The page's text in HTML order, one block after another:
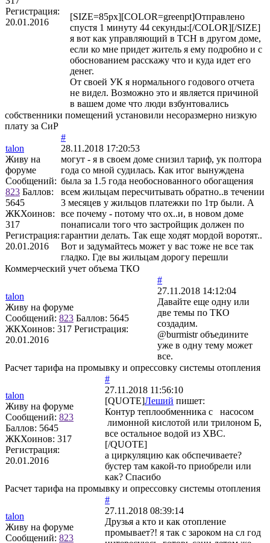
Регистрация:
20.01.2016
[SIZE=85px][COLOR=greenpt]Отправлено
спустя 1 минуту 44 секунды:[/COLOR][/SIZE]
я вот как управляющий в ТСН в другом доме,
если ко мне придет житель я ему подробно и с
обоснованием расскажу что и куда идет его
денег.
От своей УК я нормального годового отчета
не видел. Возможно это и является причиной
в вашем доме что люди взбунтовались
собственники помещений установили несоразмерно низкую
плату за СиР
talon
Живу на
форуме
Сообщений:
823 Баллов:
5645
ЖКХоинов:
317
Регистрация:
20.01.2016
#
28.11.2018 17:20:53
могут - я в своем доме снизил тариф, ук полтора
года со мной судилась. Как итог вынуждена
была за 1.5 года необоснованного обогащения
всем жильцам пересчитывать обратно..в течении
3 месяцев у жильцов платежки по 1тр были. А
все почему - потому что ох..и, в новом доме
понаписали того что застройщик должен по
гарантии делать. Так еще ходят мордой воротят..
Вот и задумайтесь может у вас тоже не все так
гладко. Где вы жильцам дорогу перешли
Коммерческий учет объема ТКО
talon
Живу на форуме
Сообщений: 823 Баллов: 5645
ЖКХоинов: 317 Регистрация:
20.01.2016
#
27.11.2018 14:12:04
Давайте еще одну или
две темы по ТКО
создадим.
@burmistr объедините
уже в одну тему может
все.
Расчет тарифа на промывку и опрессовку системы отопления
talon
Живу на форуме
Сообщений: 823
Баллов: 5645
ЖКХоинов: 317
Регистрация:
20.01.2016
#
27.11.2018 11:56:10
[QUOTE]Леший пишет:
Контур теплообменника с насосом
лимонной кислотой или трилоном Б,
все остальное водой из ХВС.
[/QUOTE]
а циркуляцию как обспечиваете?
бустер там какой-то приобрели или
как? Спасибо
Расчет тарифа на промывку и опрессовку системы отопления
talon
Живу на форуме
Сообщений: 823
#
27.11.2018 08:39:14
Друзья а кто и как отопление
промывает?! я так с зароком на сл год